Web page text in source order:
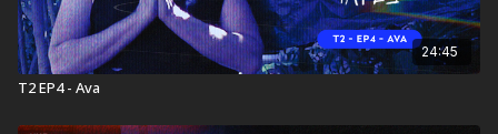
24:45
T2 EP4 - Ava